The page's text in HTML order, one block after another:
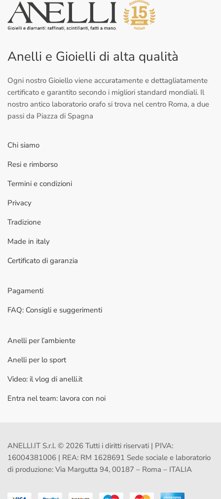
Anelli e Gioielli di alta qualità
Ogni nostro Gioiello viene accuratamente e dettagliatamente
certificato e garantito secondo i migliori standard mondiali. Il
nostro antico laboratorio orafo si trova nel centro Roma, a due
passi da Piazza di Spagna
Chi siamo
Resi e rimborso
Termini e condizioni
Privacy
Tradizione
Made in italy
Certificato di garanzia
Pagamenti
FAQ: Consigli e suggerimenti
Anelli per l’ambiente
Anelli per lo sport
Video: il vlog di anelli.it
Entra nel team: lavora con noi
ANELLI.IT S.r.l. © 2026 Tutti i diritti riservati | PIVA:
16004381006 | REA: RM 1628691 Sede sociale e laboratorio
di produzione: Via Margutta 94, 00187 – Roma – ITALIA